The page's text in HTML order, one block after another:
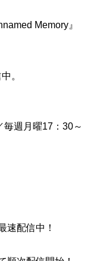
Memory』
。
週月曜17：30～
速配信中！